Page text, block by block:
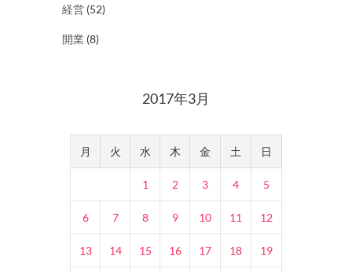
経営 (52)
開業 (8)
2017年3月
月 火 水 木 金 土 日
1 2 3 4 5
6 7 8 9 10 11 12
13 14 15 16 17 18 19